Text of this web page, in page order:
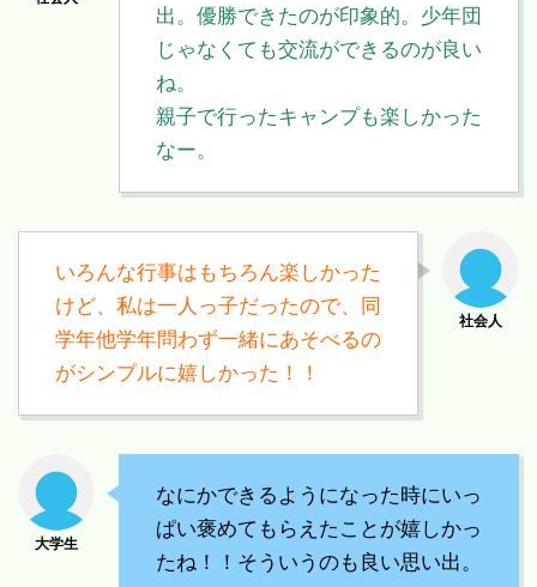
出。優勝できたのが印象的。少年団
じゃなくても交流ができるのが良い
ね。
親子で行ったキャンプも楽しかった
なー。
いろんな行事はもちろん楽しかった
けど、私は一人っ子だったので、同
学年他学年問わず一緒にあそべるの
がシンプルに嬉しかった！！
なにかできるようになった時にいっ
ぱい褒めてもらえたことが嬉しかっ
たね！！そういうのも良い思い出。